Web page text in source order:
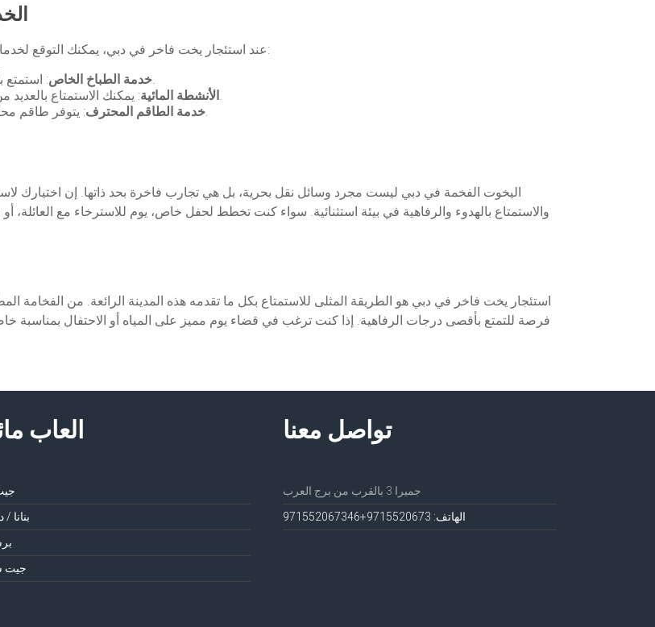
عند استئجار يخت فاخر في دبي، يمكنك التوقع لخدمات عالية المستوى تضمن لك تجربة لا تُنسى. تشمل هذه الخدمات:
خدمة الطباخ الخاص: استمتع بأطباق من المأكولات العالمية التي يتم تحضيرها خصيصًا لك.
الأنشطة المائية: يمكنك الاستمتاع بالعديد من الأنشطة مثل الرياضات المائية، الغطس، أو حتى التجديف.
خدمة الطاقم المحترف: يتوفر طاقم محترف يقدم لك كافة احتياجاتك ويوفر لك الراحة والخصوصية.
اليخوت الفخمة في دبي ليست مجرد وسائل نقل بحرية، بل هي تجارب فاخرة بحد ذاتها. إن اختيارك
والاستمتاع بالهدوء والرفاهية في بيئة استثنائية. سواء كنت تخطط لحفل خاص، يوم للاسترخاء مع
استئجار يخت فاخر في دبي هو الطريقة المثلى للاستمتاع بكل ما تقدمه هذه المدينة الرائعة. من الفخامة
فرصة للتمتع بأقصى درجات الرفاهية. إذا كنت ترغب في قضاء يوم مميز على المياه أو الاحتفال بمناسبة
العاب
بنانا
جيت
تواصل معنا
جميرا 3 بالقرب من برج العرب
الهاتف: 971552067 3+971552067346